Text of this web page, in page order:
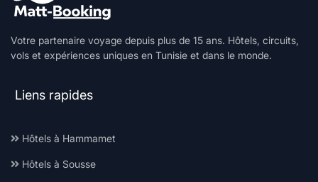
Votre partenaire voyage depuis plus de 15 ans. Hôtels, circuits,
vols et expériences uniques en Tunisie et dans le monde.
Liens rapides
Hôtels à Hammamet
Hôtels à Sousse